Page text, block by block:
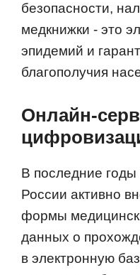
безопасности,
медкнижки - это
эпидемий и
благополучия
Онлайн-
В последние
России активно
формы
данных о
в электронную